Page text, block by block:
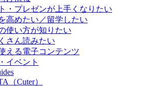
・プレゼンが上手くなりたい
高めたい／留学したい
使い方が知りたい
さん読みたい
える電子コンテンツ
イベント
（Cuter）